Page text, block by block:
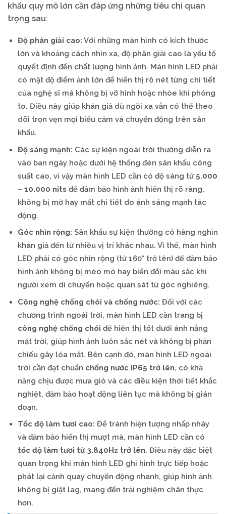
khấu quy mô lớn cần đáp ứng những tiêu chí quan
trọng sau:
Độ phân giải cao: Với những màn hình có kích thước
lớn và khoảng cách nhìn xa, độ phân giải cao là yếu tố
quyết định đến chất lượng hình ảnh. Màn hình LED phải
có mật độ điểm ảnh lớn để hiển thị rõ nét từng chi tiết
của nghệ sĩ mà không bị vỡ hình hoặc nhòe khi phóng
to. Điều này giúp khán giả dù ngồi xa vẫn có thể theo
dõi trọn vẹn mọi biểu cảm và chuyển động trên sân
khấu.
Độ sáng mạnh: Các sự kiện ngoài trời thường diễn ra
vào ban ngày hoặc dưới hệ thống đèn sân khấu công
suất cao, vì vậy màn hình LED cần có độ sáng từ 5.000
– 10.000 nits để đảm bảo hình ảnh hiển thị rõ ràng,
không bị mờ hay mất chi tiết do ánh sáng mạnh tác
động.
Góc nhìn rộng: Sân khấu sự kiện thường có hàng nghìn
khán giả đến từ nhiều vị trí khác nhau. Vì thế, màn hình
LED phải có góc nhìn rộng (từ 160° trở lên) để đảm bảo
hình ảnh không bị méo mó hay biến đổi màu sắc khi
người xem di chuyển hoặc quan sát từ góc nghiêng.
Công nghệ chống chói và chống nước: Đối với các
chương trình ngoài trời, màn hình LED cần trang bị
công nghệ chống chói để hiển thị tốt dưới ánh nắng
mặt trời, giúp hình ảnh luôn sắc nét và không bị phản
chiếu gây lóa mắt. Bên cạnh đó, màn hình LED ngoài
trời cần đạt chuẩn chống nước IP65 trở lên, có khả
năng chịu được mưa gió và các điều kiện thời tiết khắc
nghiệt, đảm bảo hoạt động liên tục mà không bị gián
đoạn.
Tốc độ làm tươi cao: Để tránh hiện tượng nhấp nháy
và đảm bảo hiển thị mượt mà, màn hình LED cần có
tốc độ làm tươi từ 3.840Hz trở lên. Điều này đặc biệt
quan trọng khi màn hình LED ghi hình trực tiếp hoặc
phát lại cảnh quay chuyển động nhanh, giúp hình ảnh
không bị giật lag, mang đến trải nghiệm chân thực
hơn.